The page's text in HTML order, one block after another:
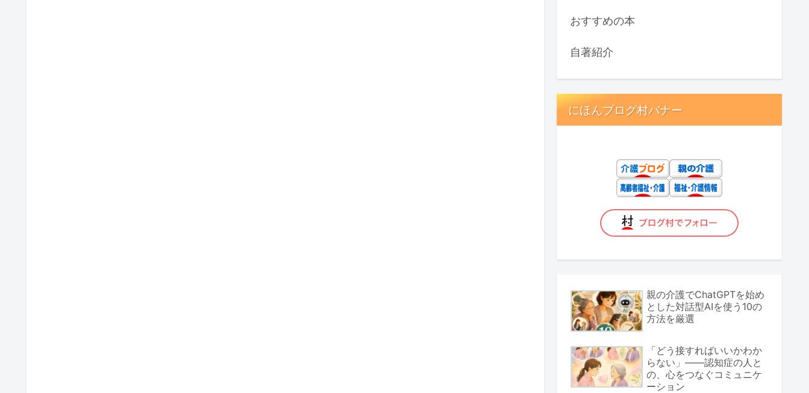
おすすめの本
自著紹介
にほんブログ村バナー
親の介護でChatGPTを始め
とした対話型AIを使う10の
方法を厳選
「どう接すればいいかわか
らない」――認知症の人と
の、心をつなぐコミュニケ
ーション